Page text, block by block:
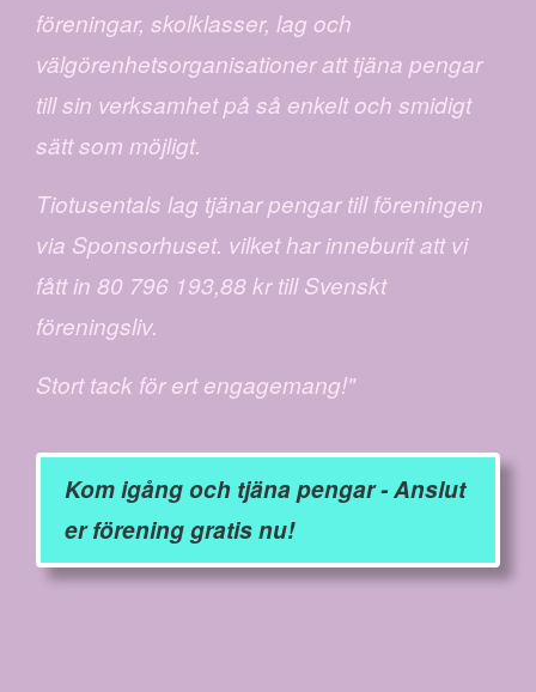
föreningar, skolklasser, lag och
välgörenhetsorganisationer att tjäna pengar
till sin verksamhet på så enkelt och smidigt
sätt som möjligt.
Tiotusentals lag tjänar pengar till föreningen
via Sponsorhuset. vilket har inneburit att vi
fått in 80 796 193,88 kr till Svenskt
föreningsliv.
Stort tack för ert engagemang!"
Kom igång och tjäna pengar - Anslut
er förening gratis nu!